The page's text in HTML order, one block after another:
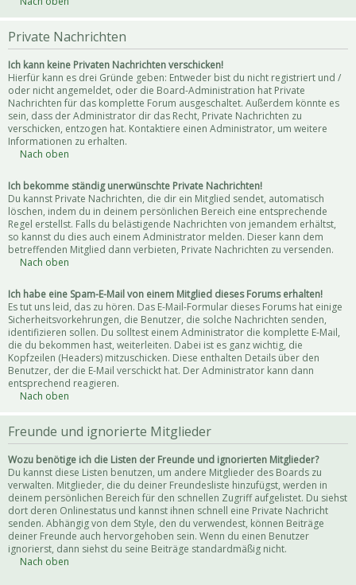
Private Nachrichten
Ich kann keine Privaten Nachrichten verschicken!
Hierfür kann es drei Gründe geben: Entweder bist du nicht registriert und /
oder nicht angemeldet, oder die Board-Administration hat Private
Nachrichten für das komplette Forum ausgeschaltet. Außerdem könnte es
sein, dass der Administrator dir das Recht, Private Nachrichten zu
verschicken, entzogen hat. Kontaktiere einen Administrator, um weitere
Informationen zu erhalten.
Nach oben
Ich bekomme ständig unerwünschte Private Nachrichten!
Du kannst Private Nachrichten, die dir ein Mitglied sendet, automatisch
löschen, indem du in deinem persönlichen Bereich eine entsprechende
Regel erstellst. Falls du belästigende Nachrichten von jemandem erhältst,
so kannst du dies auch einem Administrator melden. Dieser kann dem
betreffenden Mitglied dann verbieten, Private Nachrichten zu versenden.
Nach oben
Ich habe eine Spam-E-Mail von einem Mitglied dieses Forums erhalten!
Es tut uns leid, das zu hören. Das E-Mail-Formular dieses Forums hat einige
Sicherheitsvorkehrungen, die Benutzer, die solche Nachrichten senden,
identifizieren sollen. Du solltest einem Administrator die komplette E-Mail,
die du bekommen hast, weiterleiten. Dabei ist es ganz wichtig, die
Kopfzeilen (Headers) mitzuschicken. Diese enthalten Details über den
Benutzer, der die E-Mail verschickt hat. Der Administrator kann dann
entsprechend reagieren.
Nach oben
Freunde und ignorierte Mitglieder
Wozu benötige ich die Listen der Freunde und ignorierten Mitglieder?
Du kannst diese Listen benutzen, um andere Mitglieder des Boards zu
verwalten. Mitglieder, die du deiner Freundesliste hinzufügst, werden in
deinem persönlichen Bereich für den schnellen Zugriff aufgelistet. Du siehst
dort deren Onlinestatus und kannst ihnen schnell eine Private Nachricht
senden. Abhängig von dem Style, den du verwendest, können Beiträge
deiner Freunde auch hervorgehoben sein. Wenn du einen Benutzer
ignorierst, dann siehst du seine Beiträge standardmäßig nicht.
Nach oben